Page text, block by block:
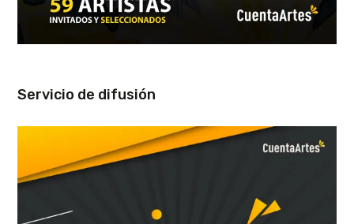
Servicio de difusión